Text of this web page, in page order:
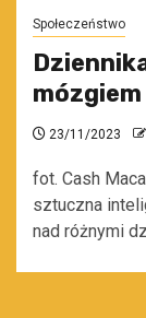
Społeczeństwo
mózgiem
23/11/2023
fot. Cash
sztuczna
nad różnymi